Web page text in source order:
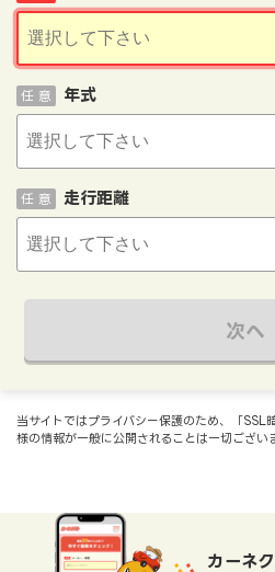
年式
任 意
走行距離
任 意
次へ
当サイトではプライバシー保護のため、「SSL
様の情報が一般に公開されることは一切ござい
カーネ